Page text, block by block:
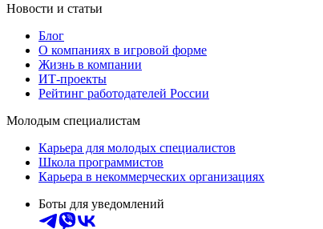
Новости и статьи
Блог
О компаниях в игровой форме
Жизнь в компании
ИТ-проекты
Рейтинг работодателей России
Молодым специалистам
Карьера для молодых специалистов
Школа программистов
Карьера в некоммерческих организациях
Боты для уведомлений